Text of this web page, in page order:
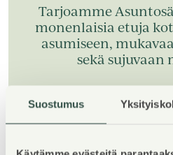
Suostumus
Tarjoamme
monenlaisia etuja
asumiseen,
sekä sujuvaan
Tutustu